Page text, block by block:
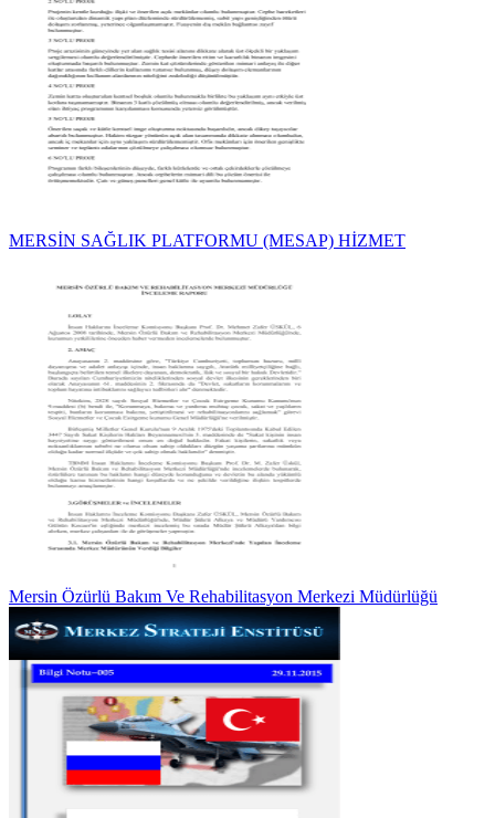
MERSİN SAĞLIK PLATFORMU (MESAP) HİZMET
Mersin Özürlü Bakım Ve Rehabilitasyon Merkezi Müdürlüğü